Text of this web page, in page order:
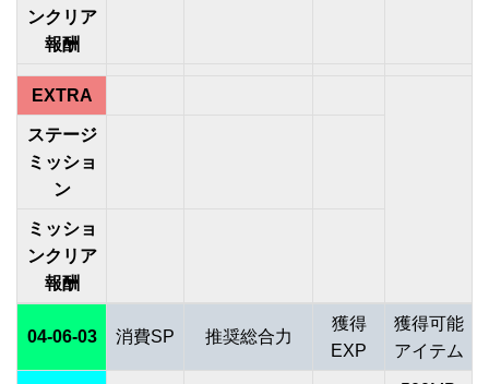
ンクリア
報酬
EXTRA
ステージ
ミッショ
ン
ミッショ
ンクリア
報酬
04-06-03 消費SP 推奨総合力
獲得
EXP
獲得可能
アイテム